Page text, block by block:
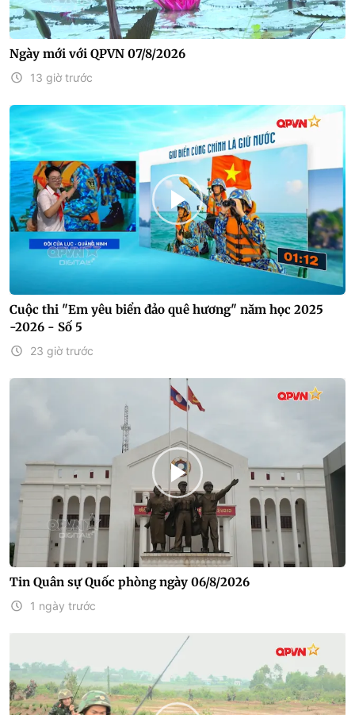
Ngày mới với QPVN 07/8/2026
13 giờ trước
Cuộc thi "Em yêu biển đảo quê hương" năm học 2025
-2026 - Số 5
23 giờ trước
Tin Quân sự Quốc phòng ngày 06/8/2026
1 ngày trước